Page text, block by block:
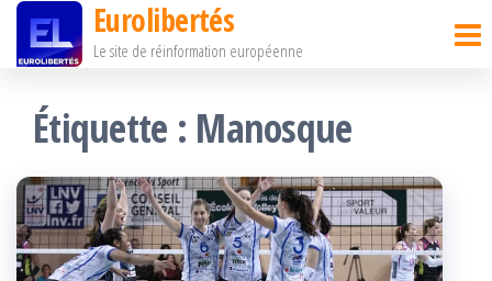
Passer
contenu
Eurolibertés
Le site de réinformation européenne
Étiquette : Manosque